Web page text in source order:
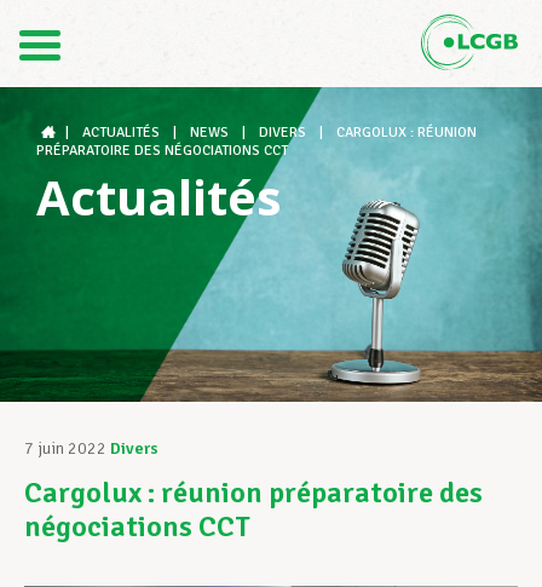
DE
Le LCGB
Structures syndicales
Assistance au Travail
Vos droits
ACTUALITÉS NEWS DIVERS
CARGOLUX : RÉUNION
PRÉPARATOIRE DES NÉGOCIATIONS CCT
Actualités
7 juin 2022 Divers
Cargolux : réunion préparatoire des
négociations CCT